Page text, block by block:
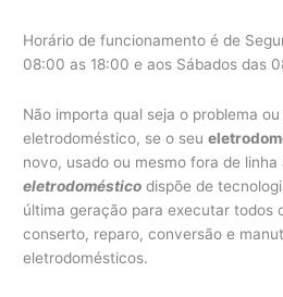
Horário de funcionamento é de
08:00 as 18:00 e aos Sábados das
Não importa qual seja o problema
eletrodoméstico, se o seu
novo, usado ou mesmo fora de
eletrodoméstico dispõe de
última geração para executar todos
conserto, reparo, conversão e
eletrodomésticos.